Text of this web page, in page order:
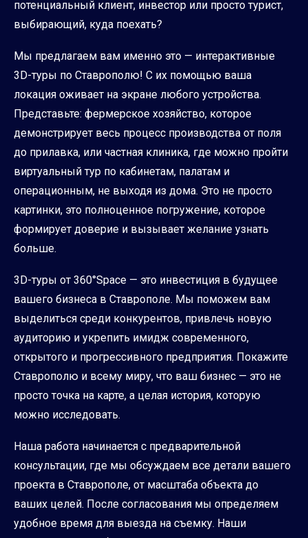
потенциальный клиент, инвестор или просто турист,
выбирающий, куда поехать?
Мы предлагаем вам именно это — интерактивные
3D-туры по Ставрополю! С их помощью ваша
локация оживает на экране любого устройства.
Представьте: фермерское хозяйство, которое
демонстрирует весь процесс производства от поля
до прилавка, или частная клиника, где можно пройти
виртуальный тур по кабинетам, палатам и
операционным, не выходя из дома. Это не просто
картинки, это полноценное погружение, которое
формирует доверие и вызывает желание узнать
больше.
3D-туры от 360°Space — это инвестиция в будущее
вашего бизнеса в Ставрополе. Мы поможем вам
выделиться среди конкурентов, привлечь новую
аудиторию и укрепить имидж современного,
открытого и прогрессивного предприятия. Покажите
Ставрополю и всему миру, что ваш бизнес — это не
просто точка на карте, а целая история, которую
можно исследовать.
Наша работа начинается с предварительной
консультации, где мы обсуждаем все детали вашего
проекта в Ставрополе, от масштаба объекта до
ваших целей. После согласования мы определяем
удобное время для выезда на съемку. Наши